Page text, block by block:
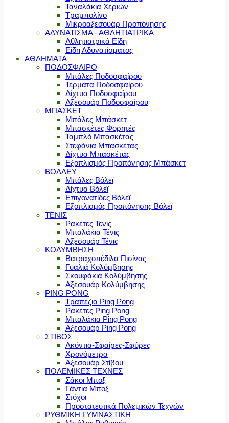
Ταναλάκια Χεριών
Τραμπολίνο
Μικροαξεσουάρ Προπόνησης
ΑΔΥΝΑΤΙΣΜΑ - ΑΘΛΗΤΙΑΤΡΙΚΑ
Αθλητιατρικά Είδη
Είδη Αδυνατίσματος
ΑΘΛΗΜΑΤΑ
ΠΟΔΟΣΦΑΙΡΟ
Μπάλες Ποδοσφαίρου
Τέρματα Ποδοσφαίρου
Δίχτυα Ποδοσφαίρου
Αξεσουάρ Ποδοσφαίρου
ΜΠΑΣΚΕΤ
Μπάλες Μπάσκετ
Μπασκέτες Φορητές
Ταμπλό Μπασκέτας
Στεφάνια Μπασκέτας
Δίχτυα Μπασκέτας
Εξοπλισμός Προπόνησης Μπάσκετ
ΒΟΛΛΕΥ
Μπάλες Βόλεϊ
Δίχτυα Βόλεϊ
Επιγονατίδες Βόλεϊ
Εξοπλισμός Προπόνησης Βόλεϊ
ΤΕΝΙΣ
Ρακέτες Τενις
Μπαλάκια Τένις
Αξεσουάρ Τένις
ΚΟΛΥΜΒΗΣΗ
Βατραχοπέδιλα Πισίνας
Γυαλιά Κολύμβησης
Σκουφάκια Κολύμβησης
Αξεσουάρ Κολύμβησης
PING PONG
Τραπέζια Ping Pong
Ρακέτες Ping Pong
Μπαλάκια Ping Pong
Αξεσουάρ Ping Pong
ΣΤΙΒΟΣ
Ακόντια-Σφαίρες-Σφύρες
Χρονόμετρα
Αξεσουάρ Στίβου
ΠΟΛΕΜΙΚΕΣ ΤΕΧΝΕΣ
Σάκοι Μποξ
Γάντια Μποξ
Στόχοι
Προστατευτικά Πολεμικών Τεχνών
ΡΥΘΜΙΚΗ ΓΥΜΝΑΣΤΙΚΗ